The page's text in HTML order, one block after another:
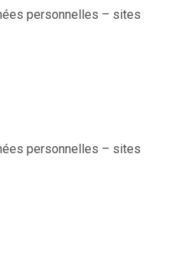
personnelles – sites
personnelles – sites